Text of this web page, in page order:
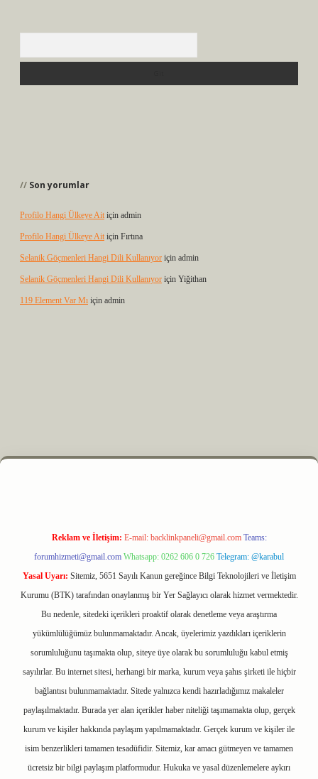
Son yorumlar
Profilo Hangi Ülkeye Ait için admin
Profilo Hangi Ülkeye Ait için Fırtına
Selanik Göçmenleri Hangi Dili Kullanıyor için admin
Selanik Göçmenleri Hangi Dili Kullanıyor için Yiğithan
119 Element Var Mı için admin
m elexbet
Reklam ve İletişim: E-mail: backlinkpaneli@gmail.com Teams:
forumhizmeti@gmail.com Whatsapp: 0262 606 0 726 Telegram: @karabul
Yasal Uyarı: Sitemiz, 5651 Sayılı Kanun gereğince Bilgi Teknolojileri ve İletişim
Kurumu (BTK) tarafından onaylanmış bir Yer Sağlayıcı olarak hizmet vermektedir.
Bu nedenle, sitedeki içerikleri proaktif olarak denetleme veya araştırma
yükümlülüğümüz bulunmamaktadır. Ancak, üyelerimiz yazdıkları içeriklerin
sorumluluğunu taşımakta olup, siteye üye olarak bu sorumluluğu kabul etmiş
sayılırlar. Bu internet sitesi, herhangi bir marka, kurum veya şahıs şirketi ile hiçbir
bağlantısı bulunmamaktadır. Sitede yalnızca kendi hazırladığımız makaleler
paylaşılmaktadır. Burada yer alan içerikler haber niteliği taşımamakta olup, gerçek
kurum ve kişiler hakkında paylaşım yapılmamaktadır. Gerçek kurum ve kişiler ile
isim benzerlikleri tamamen tesadüfidir. Sitemiz, kar amacı gütmeyen ve tamamen
ücretsiz bir bilgi paylaşım platformudur. Hukuka ve yasal düzenlemelere aykırı